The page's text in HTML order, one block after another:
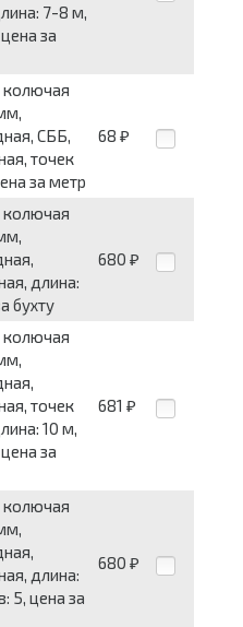
7-8 м,
за
СББ,
точек
за метр
68 ₽
длина:
бухту
680 ₽
точек
10 м,
за
681 ₽
длина:
5, цена за
680 ₽